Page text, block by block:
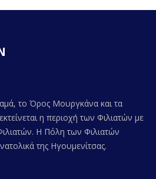
το Όρος Μουργκάνα και τα
η περιοχή των Φιλιατών με
Η Πόλη των Φιλιατών
της Ηγουμενίτσας.